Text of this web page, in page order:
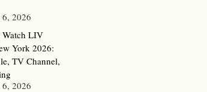
2026
Watch LIV
York 2026:
TV Channel,
2026